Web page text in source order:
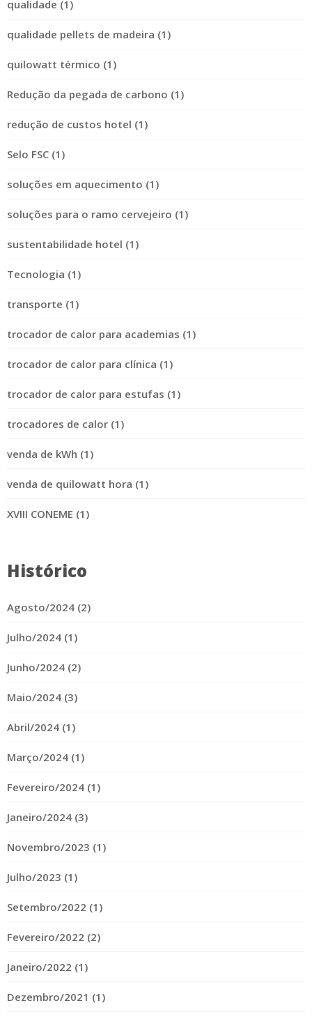
qualidade (1)
qualidade pellets de madeira (1)
quilowatt térmico (1)
Redução da pegada de carbono (1)
redução de custos hotel (1)
Selo FSC (1)
soluções em aquecimento (1)
soluções para o ramo cervejeiro (1)
sustentabilidade hotel (1)
Tecnologia (1)
transporte (1)
trocador de calor para academias (1)
trocador de calor para clínica (1)
trocador de calor para estufas (1)
trocadores de calor (1)
venda de kWh (1)
venda de quilowatt hora (1)
XVIII CONEME (1)
Histórico
Agosto/2024 (2)
Julho/2024 (1)
Junho/2024 (2)
Maio/2024 (3)
Abril/2024 (1)
Março/2024 (1)
Fevereiro/2024 (1)
Janeiro/2024 (3)
Novembro/2023 (1)
Julho/2023 (1)
Setembro/2022 (1)
Fevereiro/2022 (2)
Janeiro/2022 (1)
Dezembro/2021 (1)